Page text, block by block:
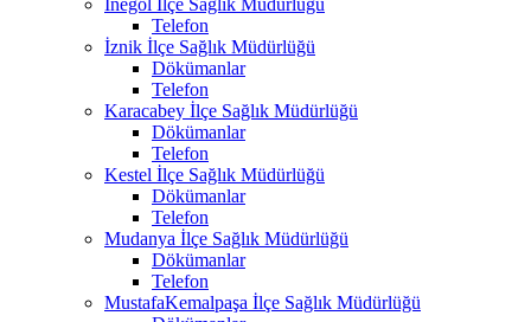
Telefon
İznik İlçe Sağlık Müdürlüğü
Dökümanlar
Telefon
Karacabey İlçe Sağlık Müdürlüğü
Dökümanlar
Telefon
Kestel İlçe Sağlık Müdürlüğü
Dökümanlar
Telefon
Mudanya İlçe Sağlık Müdürlüğü
Dökümanlar
Telefon
MustafaKemalpaşa İlçe Sağlık Müdürlüğü